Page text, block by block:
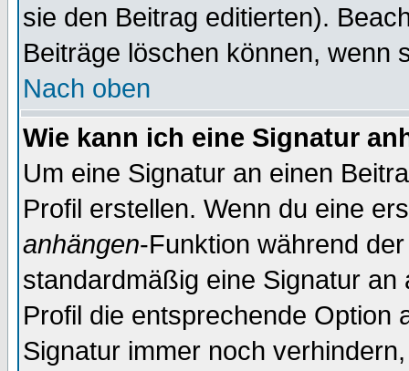
sie den Beitrag editierten).
Beiträge löschen können, wenn
Nach oben
Wie kann ich eine Signatur
Um eine Signatur an einen
Profil erstellen. Wenn du eine
anhängen-Funktion während
standardmäßig eine Signatur
Profil die entsprechende Option
Signatur immer noch